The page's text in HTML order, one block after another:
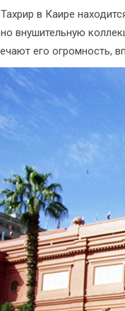
в Каире
внушительную
его огромность,